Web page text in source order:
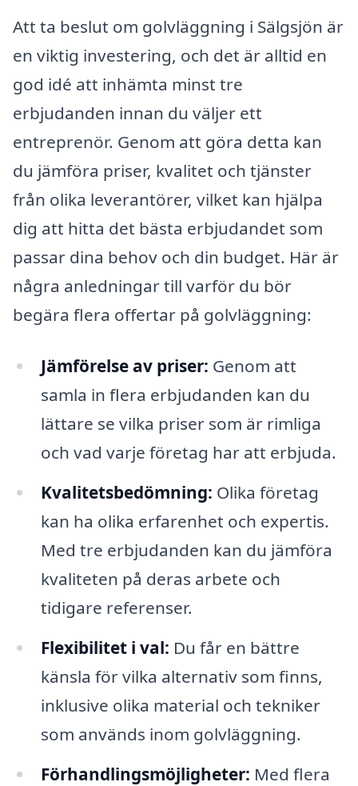
Att ta beslut om golvläggning i Sälgsjön är
en viktig investering, och det är alltid en
god idé att inhämta minst tre
erbjudanden innan du väljer ett
entreprenör. Genom att göra detta kan
du jämföra priser, kvalitet och tjänster
från olika leverantörer, vilket kan hjälpa
dig att hitta det bästa erbjudandet som
passar dina behov och din budget. Här är
några anledningar till varför du bör
begära flera offertar på golvläggning:
Jämförelse av priser: Genom att
samla in flera erbjudanden kan du
lättare se vilka priser som är rimliga
och vad varje företag har att erbjuda.
Kvalitetsbedömning: Olika företag
kan ha olika erfarenhet och expertis.
Med tre erbjudanden kan du jämföra
kvaliteten på deras arbete och
tidigare referenser.
Flexibilitet i val: Du får en bättre
känsla för vilka alternativ som finns,
inklusive olika material och tekniker
som används inom golvläggning.
Förhandlingsmöjligheter: Med flera